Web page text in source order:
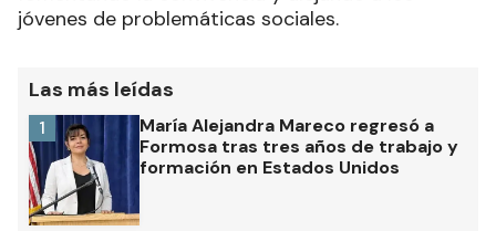
jóvenes de problemáticas sociales.
Las más leídas
María Alejandra Mareco regresó a
Formosa tras tres años de trabajo y
formación en Estados Unidos
1